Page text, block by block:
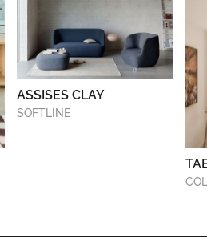
ASSISES CLAY
SOFTLINE